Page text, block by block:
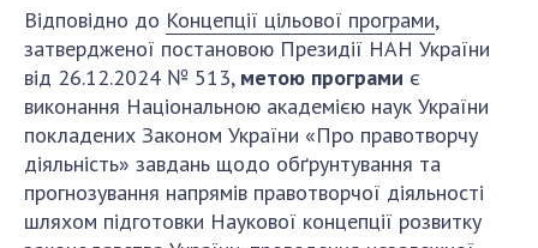
Наукові об'єкти, що становлять національне
надбання
Центри колективного користування
науковими приладами НАН України
Оцінювання ефективності діяльності
наукових установ
Конкурси наукових досліджень НАН України
Відкрита наука в НАН України
Відповідно до Концепції цільової програми,
затвердженої постановою Президії НАН України
від 26.12.2024 № 513, метою програми є
виконання Національною академією наук України
покладених Законом України «Про правотворчу
діяльність» завдань щодо обґрунтування та
прогнозування напрямів правотворчої діяльності
шляхом підготовки Наукової концепції розвитку